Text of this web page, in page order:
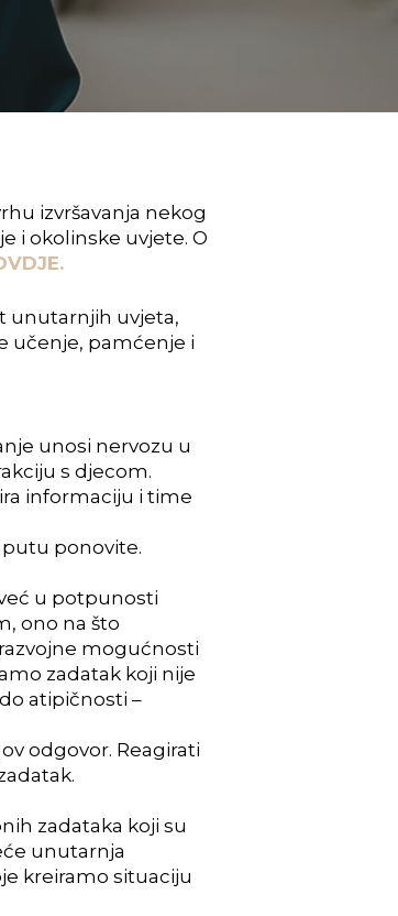
izvršavanja nekog
i okolinske uvjete. O
unutarnjih uvjeta,
učenje, pamćenje i
unosi nervozu u
s djecom.
informaciju i time
ponovite.
u potpunosti
ono na što
mogućnosti
zadatak koji nije
atipičnosti –
odgovor. Reagirati
zadataka koji su
unutarnja
kreiramo situaciju